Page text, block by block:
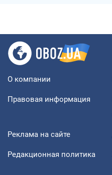
О компании
Правовая информация
Реклама на сайте
Редакционная политика